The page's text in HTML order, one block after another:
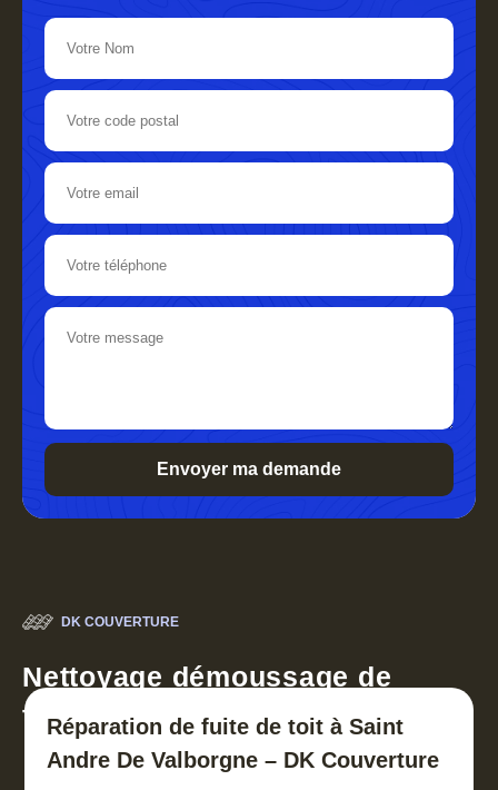
DK COUVERTURE
Nettoyage démoussage de
toiture 30
Réparation de fuite de toit à Saint
Andre De Valborgne – DK Couverture